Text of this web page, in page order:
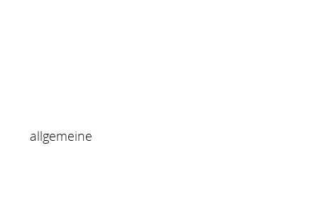
allgemeine